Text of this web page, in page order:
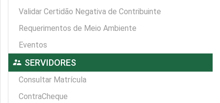
Validar Certidão Negativa de Contribuinte
Requerimentos de Meio Ambiente
Eventos
supervisor_account SERVIDORES
Consultar Matrícula
ContraCheque